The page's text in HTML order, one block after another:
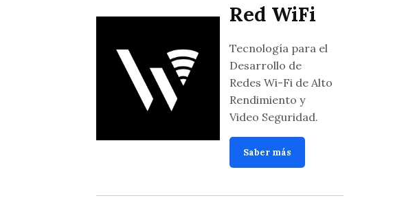
Red WiFi
Tecnología para el
Desarrollo de
Redes Wi-Fi de Alto
Rendimiento y
Video Seguridad.
Saber más